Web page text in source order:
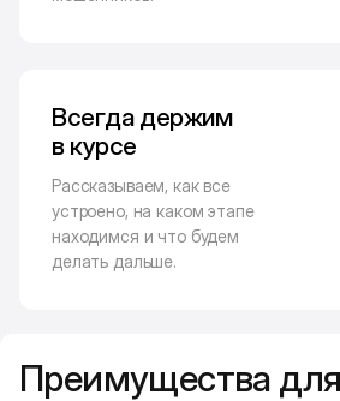
Всегда держим
в курсе
Рассказываем, как все
устроено, на каком этапе
находимся и что будем
делать дальше.
Преимущества